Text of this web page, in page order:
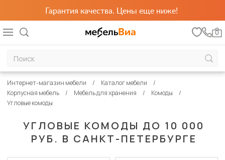
Гарантия качества. Цены еще ниже!
0
УГЛОВЫЕ КОМОДЫ ДО 10 000
РУБ. В САНКТ-ПЕТЕРБУРГЕ
Интернет-магазин мебели
Каталог мебели
Корпусная мебель
Мебель для хранения
Комоды
Угловые комоды